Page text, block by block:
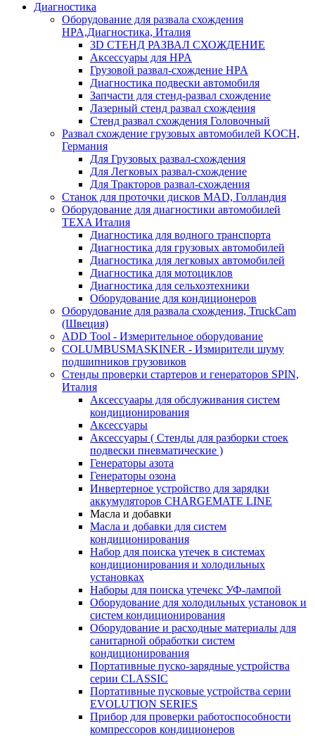
Диагностика
Оборудование для развала схождения
HPA,Диагностика, Италия
3D СТЕНД РАЗВАЛ СХОЖДЕНИЕ
Аксессуары для HPA
Грузовой развал-схождение HPA
Диагностика подвески автомобиля
Запчасти для стенд-развал схождение
Лазерный стенд развал схождения
Стенд развал схождения Головочный
Развал схождение грузовых автомобилей KOCH,
Германия
Для Грузовых развал-схождения
Для Легковых развал-схождение
Для Тракторов развал-схождения
Станок для проточки дисков MAD, Голландия
Оборудование для диагностики автомобилей
TEXA Италия
Диагностика для водного транспорта
Диагностика для грузовых автомобилей
Диагностика для легковых автомобилей
Диагностика для мотоциклов
Диагностика для сельхозтехники
Оборудование для кондиционеров
Оборудование для развала схождения, TruckCam
(Швеция)
ADD Tool - Измерительное оборудование
COLUMBUSMASKINER - Измирители шуму
подшипников грузовиков
Стенды проверки стартеров и генераторов SPIN,
Италия
Аксессуаары для обслуживания систем
кондиционирования
Аксессуары
Аксессуары ( Стенды для разборки стоек
подвески пневматические )
Генераторы азота
Генераторы озона
Инвертерное устройство для зарядки
аккумуляторов CHARGEMATE LINE
Масла и добавки
Масла и добавки для систем
кондиционирования
Набор для поиска утечек в системах
кондиционирования и холодильных
установках
Наборы для поиска утечекс УФ-лампой
Оборудование для холодильных установок и
систем кондиционирования
Оборудование и расходные материалы для
санитарной обработки систем
кондиционирования
Портативные пуско-зарядные устройства
серии CLASSIC
Портативные пусковые устройства серии
EVOLUTION SERIES
Прибор для проверки работоспособности
компрессоров кондиционеров